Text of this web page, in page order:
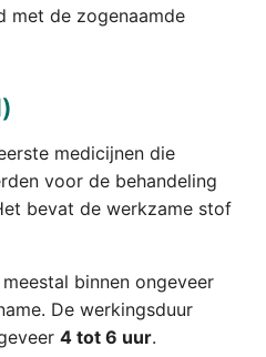
met de zogenaamde
medicijnen die
voor de behandeling
bevat de werkzame stof
binnen ongeveer
De werkingsduur
4 tot 6 uur.